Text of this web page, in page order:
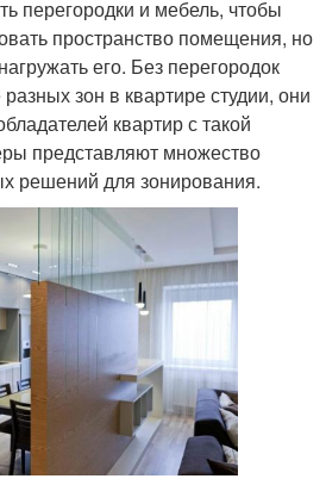
перегородки и мебель, чтобы
пространство помещения, но
его. Без перегородок
зон в квартире студии, они
квартир с такой
представляют множество
решений для зонирования.